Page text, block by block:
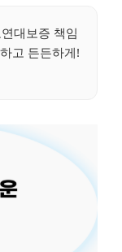
대보증 책임
고 든든하게!